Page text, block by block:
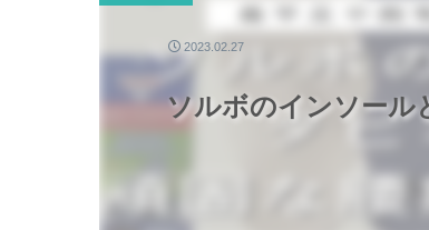
ソルボのインソール
2023.02.27